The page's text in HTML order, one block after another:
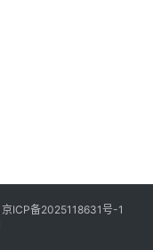
京ICP备2025118631号-1